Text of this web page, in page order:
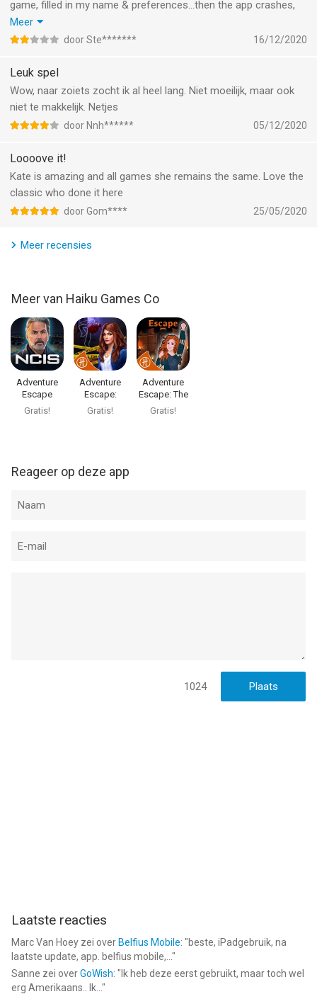
game, filled in my name & preferences...then the app crashes,
back to iPhone screen. Restarted it a few times, cold started
my iPhone as advised in a forum but it just keeps crashing.
Meer
door Ste******* 16/12/2020
Leuk spel
Wow, naar zoiets zocht ik al heel lang. Niet moeilijk, maar ook
niet te makkelijk. Netjes
door Nnh****** 05/12/2020
Loooove it!
Kate is amazing and all games she remains the same. Love the
classic who done it here
door Gom**** 25/05/2020
Meer recensies
Meer van Haiku Games Co
Adventure
Escape
Mysteries
Gratis!
Adventure
Escape:
Framed for
Gratis!
Adventure
Escape: The
Castle
Gratis!
Reageer op deze app
1024
Laatste reacties
Marc Van Hoey zei over Belfius Mobile: "beste, iPadgebruik, na
laatste update, app. belfius mobile,... "
Sanne zei overGoWish: " Ik heb deze eerst gebruikt, maar toch wel
erg Amerikaans.. Ik... "